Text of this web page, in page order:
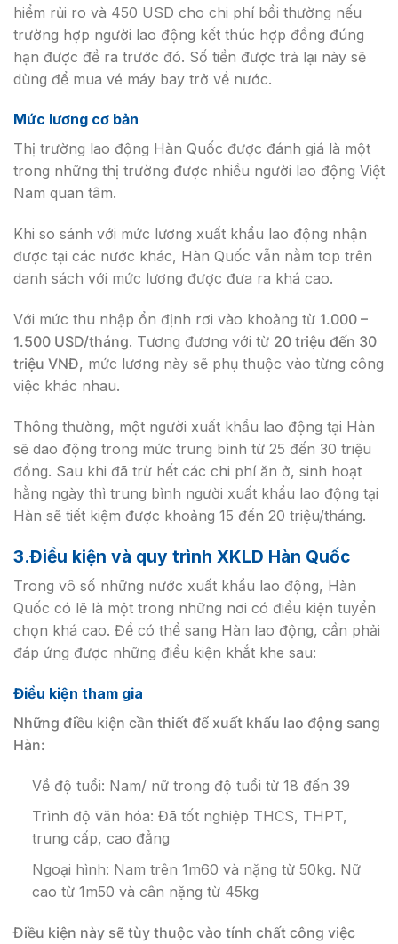
hiểm rủi ro và 450 USD cho chi phí bồi thường nếu
trường hợp người lao động kết thúc hợp đồng đúng
hạn được đề ra trước đó. Số tiền được trả lại này sẽ
dùng để mua vé máy bay trở về nước.
Mức lương cơ bản
Thị trường lao động Hàn Quốc được đánh giá là một
trong những thị trường được nhiều người lao động Việt
Nam quan tâm.
Khi so sánh với mức lương xuất khẩu lao động nhận
được tại các nước khác, Hàn Quốc vẫn nằm top trên
danh sách với mức lương được đưa ra khá cao.
Với mức thu nhập ổn định rơi vào khoảng từ 1.000 –
1.500 USD/tháng. Tương đương với từ 20 triệu đến 30
triệu VNĐ, mức lương này sẽ phụ thuộc vào từng công
việc khác nhau.
Thông thường, một người xuất khẩu lao động tại Hàn
sẽ dao động trong mức trung bình từ 25 đến 30 triệu
đồng. Sau khi đã trừ hết các chi phí ăn ở, sinh hoạt
hằng ngày thì trung bình người xuất khẩu lao động tại
Hàn sẽ tiết kiệm được khoảng 15 đến 20 triệu/tháng.
3.Điều kiện và quy trình XKLD Hàn Quốc
Trong vô số những nước xuất khẩu lao động, Hàn
Quốc có lẽ là một trong những nơi có điều kiện tuyển
chọn khá cao. Để có thể sang Hàn lao động, cần phải
đáp ứng được những điều kiện khắt khe sau:
Điều kiện tham gia
Những điều kiện cần thiết để xuất khẩu lao động sang
Hàn:
Về độ tuổi: Nam/ nữ trong độ tuổi từ 18 đến 39
Trình độ văn hóa: Đã tốt nghiệp THCS, THPT,
trung cấp, cao đẳng
Ngoại hình: Nam trên 1m60 và nặng từ 50kg. Nữ
cao từ 1m50 và cân nặng từ 45kg
Điều kiện này sẽ tùy thuộc vào tính chất công việc